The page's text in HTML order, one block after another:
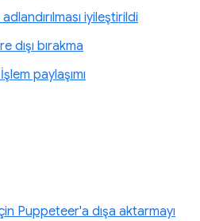
iyileştirildi
dışı bırakma
paylaşımı
Puppeteer'a dışa aktarmayı